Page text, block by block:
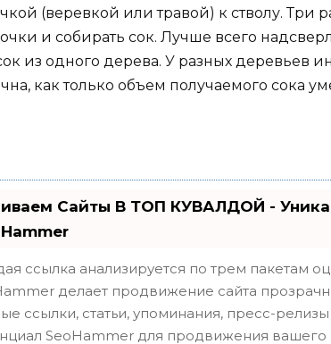
(веревкой или травой) к стволу. Три
и собирать сок. Лучше всего
из одного дерева. У разных деревьев
как только объем получаемого сока
Сайты В ТОП КУВАЛДОЙ -
ссылка анализируется по трем пакетам
делает продвижение сайта
ссылки, статьи, упоминания, пресс-
SeoHammer для продвижения вашего